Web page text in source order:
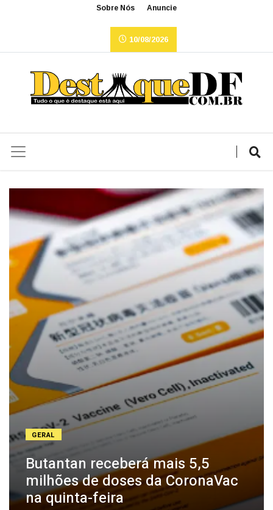
Sobre Nós Anuncie
10/08/2026
GERAL
Butantan receberá mais 5,5
milhões de doses da CoronaVac
na quinta-feira